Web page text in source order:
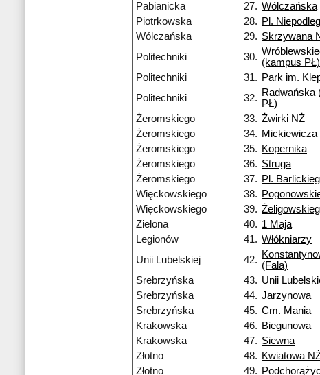
Pabianicka
27. Wólczańska
Piotrkowska
28. Pl.
Wólczańska
29. Skrzywana
Politechniki
30. (kampus PŁ)
Politechniki 31. Park im.
Politechniki
32. Radwańska
PŁ)
Żeromskiego 33. Żwirki NŻ
Żeromskiego
34. Mickiewicza
Żeromskiego
35. Kopernika
Żeromskiego
36. Struga
Żeromskiego
37. Pl.
Więckowskiego
38.
Więckowskiego
39.
Zielona
40. 1 Maja
Legionów
41. Włókniarzy
Unii Lubelskiej
42. (Fala)
Srebrzyńska 43. Unii
Srebrzyńska
44. Jarzynowa
Srebrzyńska
45. Cm. Mania
Krakowska
46. Biegunowa
Krakowska
47. Siewna
Złotno
48. Kwiatowa
Złotno
49.